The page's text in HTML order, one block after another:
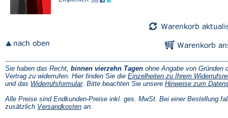
Sie haben das Recht, binnen vierzehn Tagen ohne Angabe von Gründen
Vertrag zu widerrufen. Hier finden Sie die Einzelheiten zu Ihrem
und das Widerrufsformular(Öffnet
einem
neuen
. Bitte beachten Sie unsere Hinweise zum
Alle Preise sind Endkunden-Preise inkl. ges. MwSt. Bei einer Bestellung
zusätzlich Versandkosten(Öffnet
an.